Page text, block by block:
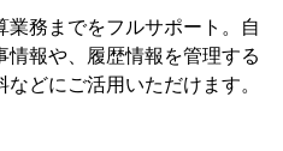
業務までをフルサポート。自
報や、履歴情報を管理する
どにご活用いただけます。